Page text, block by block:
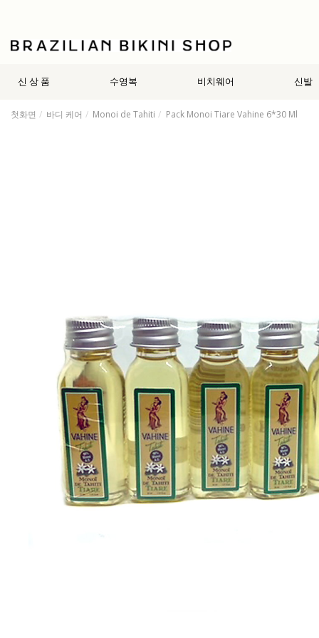
신 상 품 수영복 비치웨어 신발
첫화면 바디 케어 Monoi de Tahiti Pack Monoi Tiare Vahine 6*30 Ml